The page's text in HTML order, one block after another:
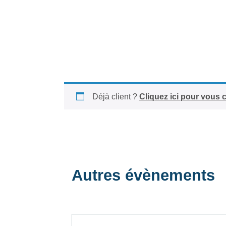
Déjà client ? Cliquez ici pour vous
Autres évènements